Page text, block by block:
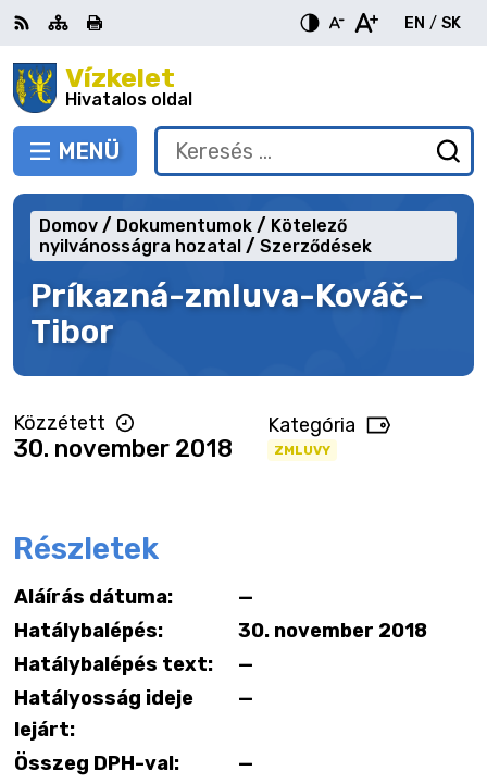
Ugrás
a
tartalomraVízkelet
Hivatalos oldal
VÁLTÁS
MENÜ
RSS Oldaltérkép
Nyomtatás
EN
English
/ SK
Keresés:
be
a
Príkazná-zmluva-Kováč-
Tibor
Domov Dokumentumok
Kötelező
nyilvánosságra hozatal
Szerződések
Közzétett
30. november 2018
Kategória
ZMLUVY
Részletek
Aláírás dátuma:
—
Hatálybalépés:
30. november 2018
Hatálybalépés text:
—
Hatályosság ideje
lejárt:
—
Összeg DPH-val:
—